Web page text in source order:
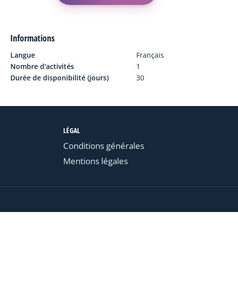
Informations
Langue
Français
Nombre d'activités
1
Durée de disponibilité (jours)
30
LÉGAL
Conditions générales
Mentions légales